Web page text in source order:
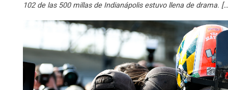
102 de las 500 millas de Indianápolis estuvo llena de drama.